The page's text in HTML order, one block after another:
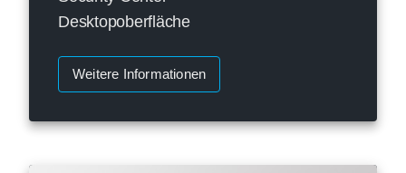
Desktopoberfläche
Weitere Informationen